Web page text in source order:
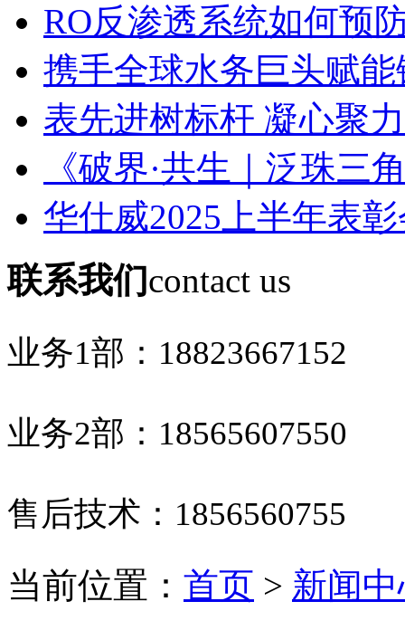
RO反渗透系统如何预
携手全球水务巨头赋
表先进树标杆 凝心聚
《破界·共生｜泛珠三
华仕威2025上半年表
联系我们contact us
业务1部： 18823667152
业务2部： 18565607550
售后技术： 1856560755
当前位置： 首页 > 新闻